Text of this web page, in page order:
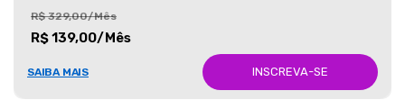
R$ 329,00/Mês
R$ 139,00/Mês
SAIBA MAIS INSCREVA-SE